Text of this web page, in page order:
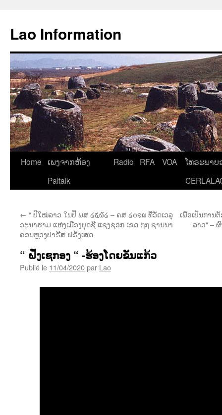
contenu
Lao Information
Home
ເພງຈາກຫ້ອງ
Paltalk
Radio RFA VOA
ໂທຣະພາບ
← “ ປີໃໝ່ລາວ ໃນປີ ພສ ໒໕໖໒ – ຄສ ໒໐໑໙ ທີ່ວັດເວລຸ
ວະນາຮາມ ແຫ່ງເມືອງບຸດຊີ ແຊງຊອກ ເຂດ ໗໗ ຊານນາ
ຄອນຫຼວງປາຣີສ ຝຣັ່ງເສດ
ເພື່ອເປັນກາ
ລາວ“ –
“ ຝັ່ງເຊກອງ “ -ຮ້ອງໂດຍຂັນແກ້ວ
Publié le 11/04/2020par Lao